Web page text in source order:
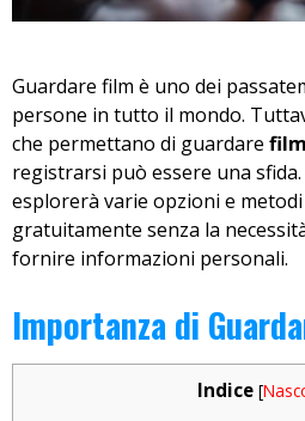
Guardare film è uno dei
persone in tutto il mondo.
che permettano di guardare
registrarsi può essere una
esplorerà varie opzioni e
gratuitamente senza la
fornire informazioni personali.
Importanza di
Indice [